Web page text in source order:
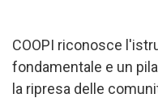
COOPI riconosce
fondamentale e un
la ripresa delle